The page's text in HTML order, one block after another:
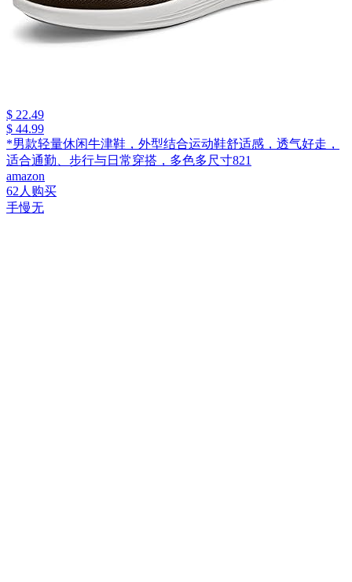
$ 22.49
$ 44.99
*男款轻量休闲牛津鞋，外型结合运动鞋舒适感，透气好走，
适合通勤、步行与日常穿搭，多色多尺寸821
amazon
62人购买
手慢无